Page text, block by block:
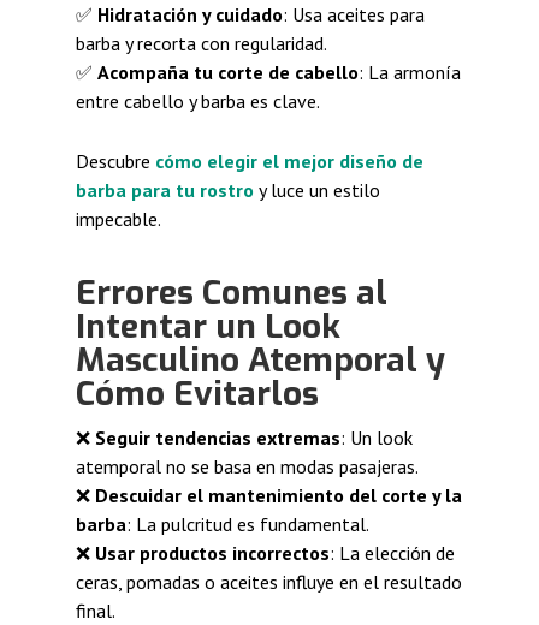
✅ Hidratación y cuidado: Usa aceites para
barba y recorta con regularidad.
✅ Acompaña tu corte de cabello: La armonía
entre cabello y barba es clave.
Descubre cómo elegir el mejor diseño de
barba para tu rostro y luce un estilo
impecable.
Errores Comunes al
Intentar un Look
Masculino Atemporal y
Cómo Evitarlos
❌ Seguir tendencias extremas: Un look
atemporal no se basa en modas pasajeras.
❌ Descuidar el mantenimiento del corte y la
barba: La pulcritud es fundamental.
❌ Usar productos incorrectos: La elección de
ceras, pomadas o aceites influye en el resultado
final.